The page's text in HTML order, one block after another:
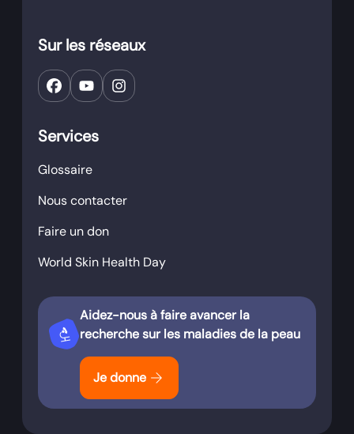
Sur les réseaux
Services
Glossaire
Nous contacter
Faire un don
World Skin Health Day
biotech
Aidez-nous à faire avancer la
recherche sur les maladies de la peau
Je donne arrow_forward